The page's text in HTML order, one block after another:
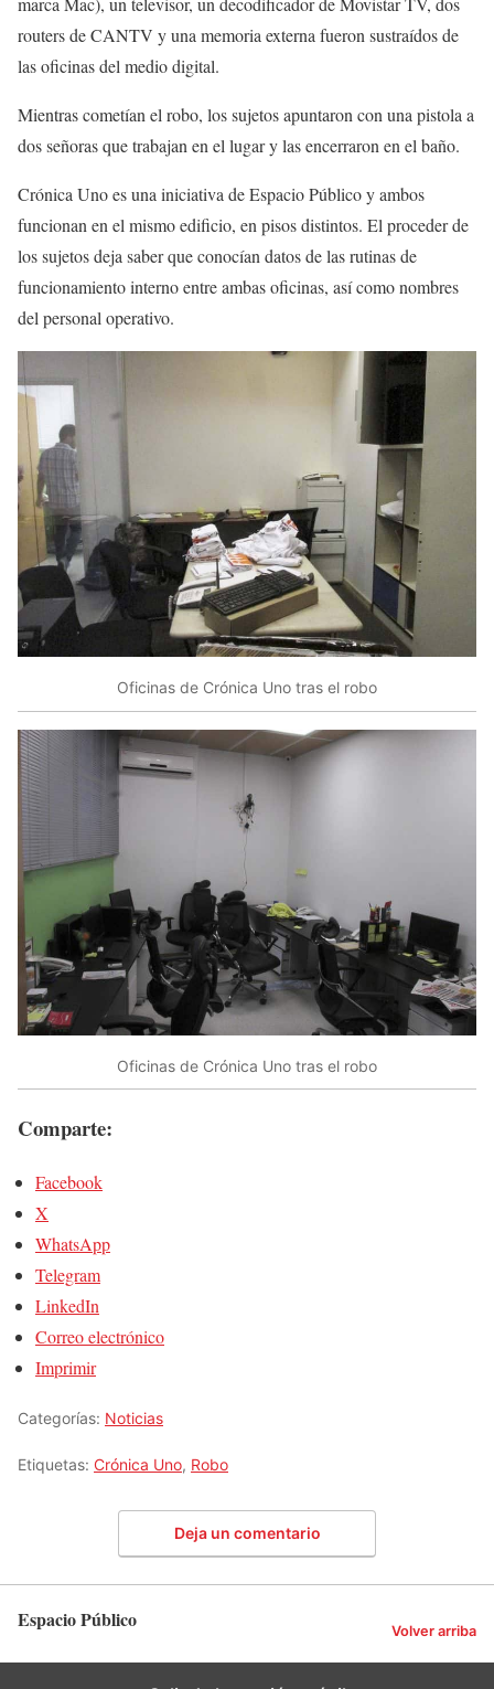
routers de CANTV y una memoria externa fueron sustraídos de
las oficinas del medio digital.
Mientras cometían el robo, los sujetos apuntaron con una pistola a
dos señoras que trabajan en el lugar y las encerraron en el baño.
Crónica Uno es una iniciativa de Espacio Público y ambos
funcionan en el mismo edificio, en pisos distintos. El proceder de
los sujetos deja saber que conocían datos de las rutinas de
funcionamiento interno entre ambas oficinas, así como nombres
del personal operativo.
Oficinas de Crónica Uno tras el robo
Oficinas de Crónica Uno tras el robo
Comparte:
Facebook
X
WhatsApp
Telegram
LinkedIn
Correo electrónico
Imprimir
Categorías: Noticias
Etiquetas: Crónica Uno, Robo
Deja un comentario
Espacio Público Volver arriba